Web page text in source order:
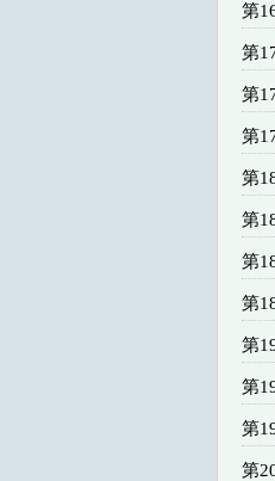
第
第
第
第
第
第
第
第
第
第
第
第